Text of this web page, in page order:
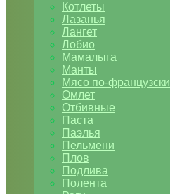
Котлеты
Лазанья
Лангет
Лобио
Мамалыга
Манты
Мясо по-французски
Омлет
Отбивные
Паста
Паэлья
Пельмени
Плов
Подлива
Полента